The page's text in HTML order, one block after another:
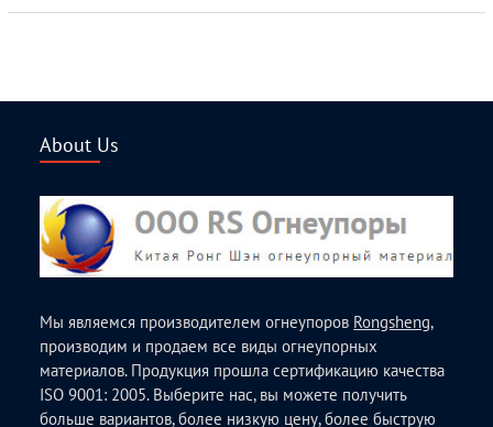
About Us
Мы являемся производителем огнеупоров Rongsheng,
производим и продаем все виды огнеупорных
материалов. Продукция прошла сертификацию качества
ISO 9001: 2005. Выберите нас, вы можете получить
больше вариантов, более низкую цену, более быструю